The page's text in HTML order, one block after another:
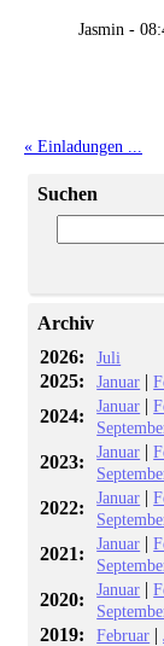
Jasmin -
« Einladungen ...
Suchen
Archiv
2026:
Juli
2025: Januar |
2024: Januar |
2023: Januar |
2022: Januar |
2021: Januar |
2020: Januar |
2019: Februar |